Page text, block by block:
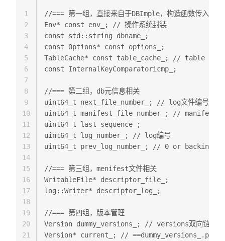
//=== 第一组，直接来自于DBImple，构造函数传入
Env* const env_; // 操作系统封装
const std::string dbname_;
const Options* const options_;
TableCache* const table_cache_; // table
const InternalKeyComparatoricmp_;
//=== 第二组，db元信息相关
uint64_t next_file_number_; // log文件编号
uint64_t manifest_file_number_; // manifest
uint64_t last_sequence_;
uint64_t log_number_; // log编号
uint64_t prev_log_number_; // 0 or
//=== 第三组，menifest文件相关
WritableFile* descriptor_file_;
log::Writer* descriptor_log_;
//=== 第四组，版本管理
Version dummy_versions_; // versions双向链
Version* current_; //
1
2
3
4
5
6
7
8
9
10
11
12
13
14
15
16
17
18
19
20
21